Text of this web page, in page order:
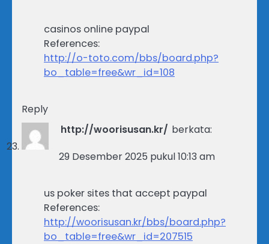
casinos online paypal
References:
http://o-toto.com/bbs/board.php?
bo_table=free&wr_id=108
Reply
http://woorisusan.kr/ berkata:
29 Desember 2025 pukul 10:13 am
us poker sites that accept paypal
References:
http://woorisusan.kr/bbs/board.php?
bo_table=free&wr_id=207515